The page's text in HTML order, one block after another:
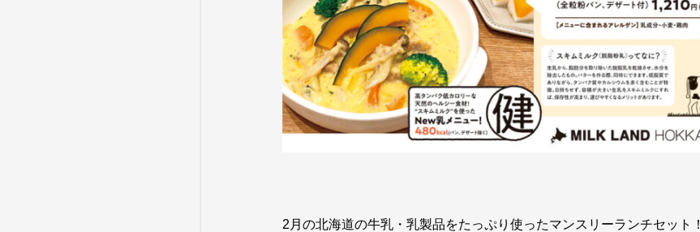
2月の北海道の牛乳・乳製品をたっぷり使ったマンスリーランチセット！